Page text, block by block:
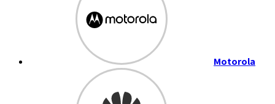
Motorola